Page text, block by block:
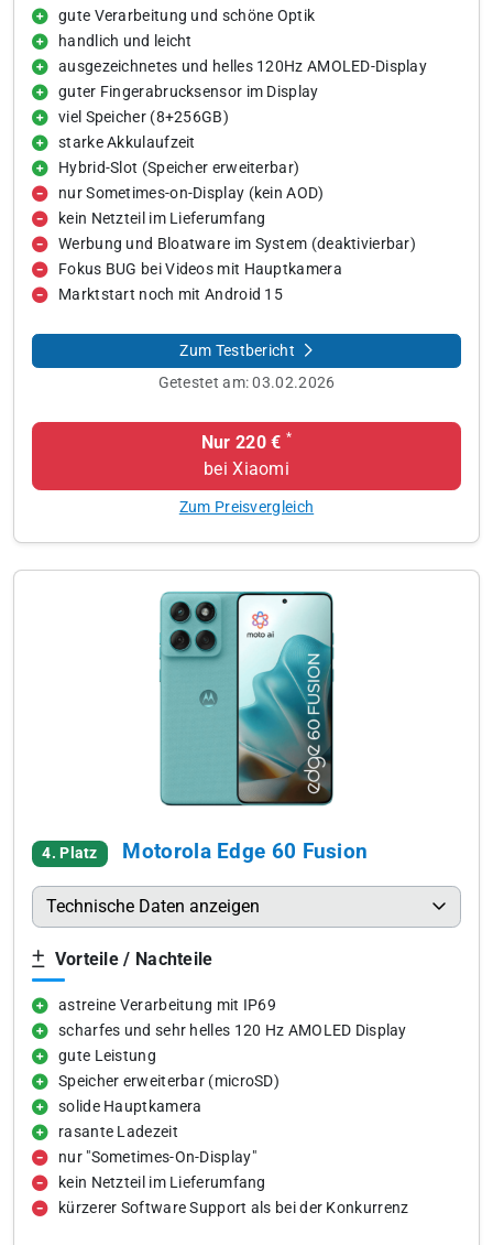
gute Verarbeitung und schöne Optik
handlich und leicht
ausgezeichnetes und helles 120Hz AMOLED-Display
guter Fingerabrucksensor im Display
viel Speicher (8+256GB)
starke Akkulaufzeit
Hybrid-Slot (Speicher erweiterbar)
nur Sometimes-on-Display (kein AOD)
kein Netzteil im Lieferumfang
Werbung und Bloatware im System (deaktivierbar)
Fokus BUG bei Videos mit Hauptkamera
Marktstart noch mit Android 15
Zum Testbericht
Getestet am:03.02.2026
Nur 220 € *
bei Xiaomi
Zum Preisvergleich
4. Platz Motorola Edge 60 Fusion
Technische Daten anzeigen
Vorteile / Nachteile
astreine Verarbeitung mit IP69
scharfes und sehr helles 120 Hz AMOLED Display
gute Leistung
Speicher erweiterbar (microSD)
solide Hauptkamera
rasante Ladezeit
nur "Sometimes-On-Display"
kein Netzteil im Lieferumfang
kürzerer Software Support als bei der Konkurrenz